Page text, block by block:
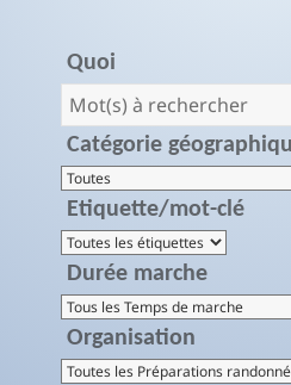
Quoi
Catégorie
Etiquette/mot-clé
Durée marche
Organisation